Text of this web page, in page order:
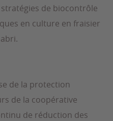
de biocontrôle
en culture en fraisier
de la protection
de la coopérative
de réduction des